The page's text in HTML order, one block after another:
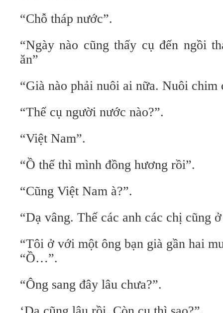
“Chỗ tháp nước”.
“Ngày nào cũng thấy cụ đến ngồi
ăn”
“Già nào phải nuôi ai nữa. Nuôi chim
“Thế cụ người nước nào?”.
“Việt Nam”.
“Ồ thế thì mình đồng hương rồi”.
“Cũng Việt Nam à?”.
“Dạ vâng. Thế các anh các chị cũng
“Tôi ở với một ông bạn già gần hai
“Ồ…”.
“Ông sang đây lâu chưa?”.